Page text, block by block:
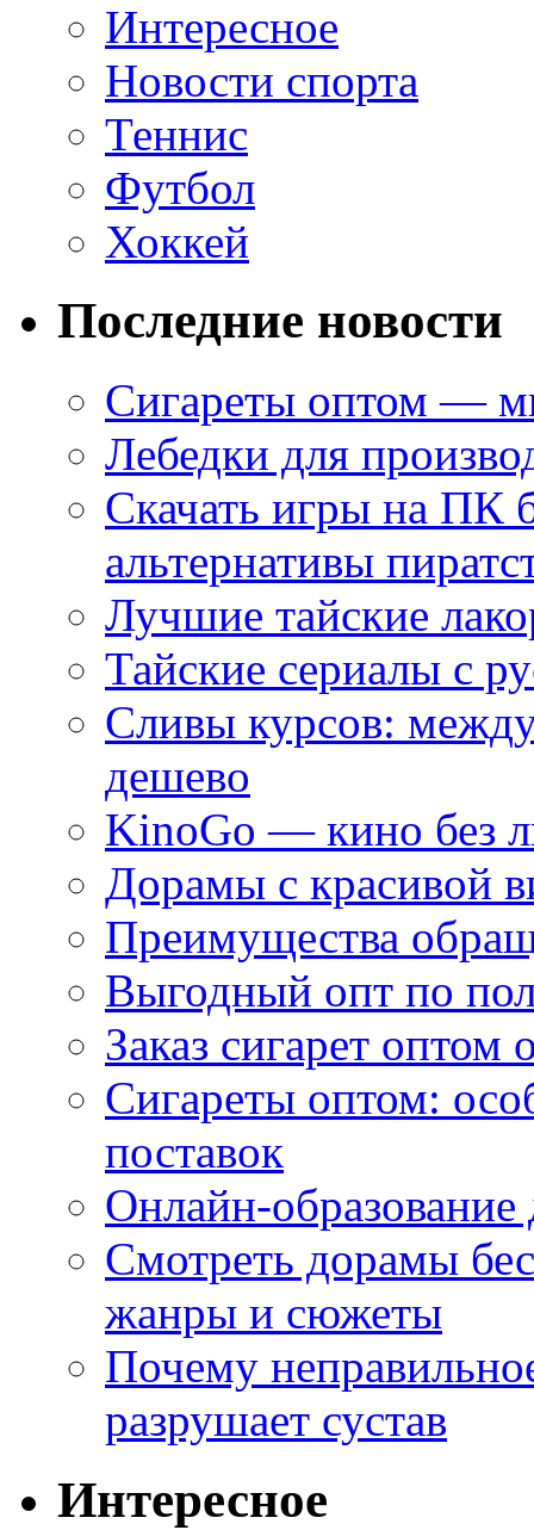
Интересное
Новости спорта
Теннис
Футбол
Хоккей
Последние новости
Сигареты оптом —
Лебедки для
Скачать игры на ПК
альтернативы
Лучшие тайские
Тайские сериалы с
Сливы курсов:
дешево
KinoGo — кино без
Дорамы с красивой
Преимущества
Выгодный опт по
Заказ сигарет оптом
Сигареты оптом:
поставок
Онлайн-
Смотреть дорамы
жанры и сюжеты
Почему
разрушает сустав
Интересное